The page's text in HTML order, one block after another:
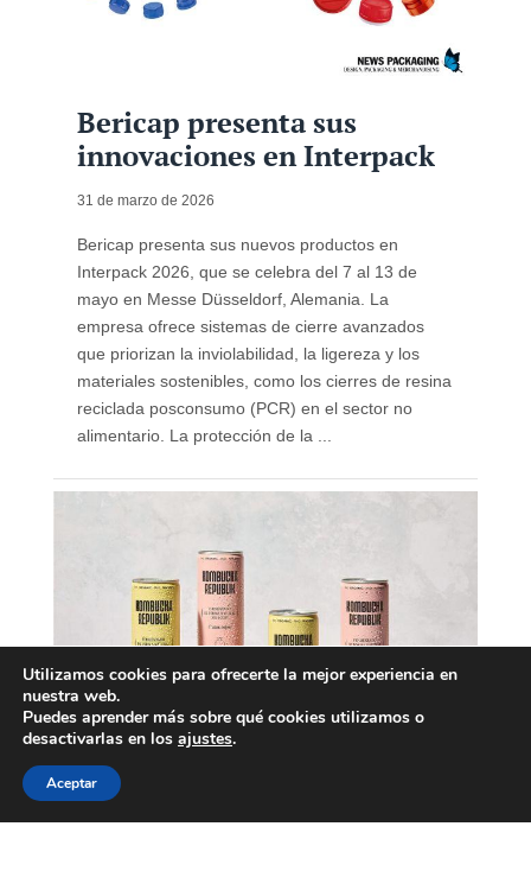
Bericap presenta sus
innovaciones en Interpack
31 de marzo de 2026
Bericap presenta sus nuevos productos en
Interpack 2026, que se celebra del 7 al 13 de
mayo en Messe Düsseldorf, Alemania. La
empresa ofrece sistemas de cierre avanzados
que priorizan la inviolabilidad, la ligereza y los
materiales sostenibles, como los cierres de resina
reciclada posconsumo (PCR) en el sector no
alimentario. La protección de la ...
Nace Kombucha Republik,
Utilizamos cookies para ofrecerte la mejor experiencia en
nuestra web.
Puedes aprender más sobre qué cookies utilizamos o
desactivarlas en los ajustes.
Aceptar